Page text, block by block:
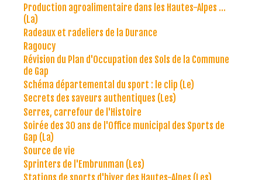
Production agroalimentaire dans les Hautes-Alpes ...
(La)
Radeaux et radeliers de la Durance
Ragoucy
Révision du Plan d'Occupation des Sols de la Commune
de Gap
Schéma départemental du sport : le clip (Le)
Secrets des saveurs authentiques (Les)
Serres, carrefour de l'Histoire
Soirée des 30 ans de l'Office municipal des Sports de
Gap (La)
Source de vie
Sprinters de l'Embrunman (Les)